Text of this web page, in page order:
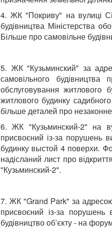
4. ЖК "Покриву" на вулиці
будівництва Міністерства
Більше про самовільне
5. ЖК "Кузьминский" за
самовільного
обслуговування житлового
житлового будинку
більше деталей про
6. ЖК "Кузьминский-2" на
присвоєний із-за порушень
будинку выстой 4 поверхи.
надісланий лист про
"Кузьминский-2".
7. ЖК "Grand Park" за
присвоєний із-за порушень
будівництво об’єкту - на